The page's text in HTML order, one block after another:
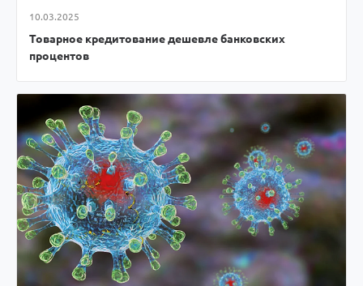
10.03.2025
Товарное кредитование дешевле банковских
процентов